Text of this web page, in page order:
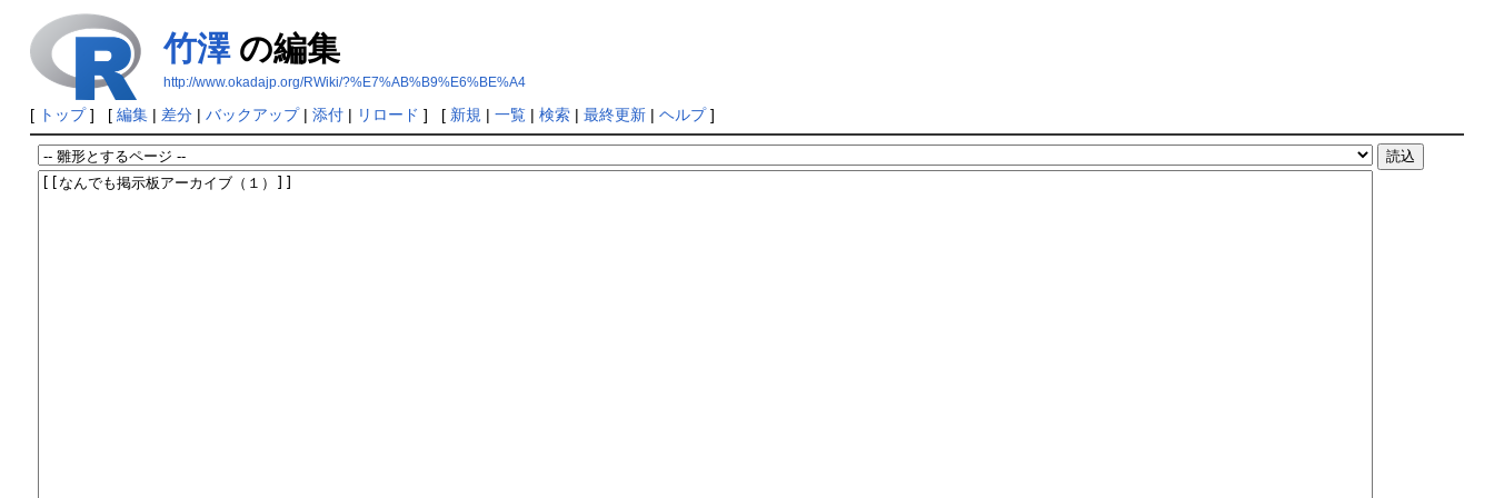
竹澤の編集
http://www.okadajp.org/RWiki/?%E7%AB%B9%E6%BE%A4
[ トップ] [ 編集| 差分| バックアップ| 添付| リロード ] [ 新規 | 一覧| 検索| 最終更新| ヘルプ]